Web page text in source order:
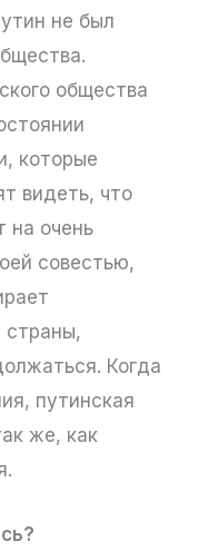
не был
общества
которые
видеть, что
на очень
совестью,
страны,
Когда
путинская
же, как